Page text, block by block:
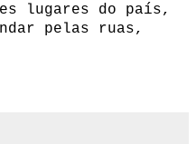
lugares do país,
pelas ruas,